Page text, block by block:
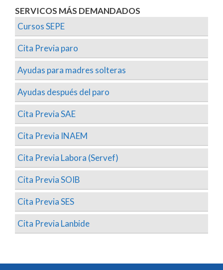
SERVICOS MÁS DEMANDADOS
Cursos SEPE
Cita Previa paro
Ayudas para madres solteras
Ayudas después del paro
Cita Previa SAE
Cita Previa INAEM
Cita Previa Labora (Servef)
Cita Previa SOIB
Cita Previa SES
Cita Previa Lanbide